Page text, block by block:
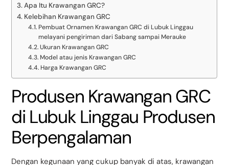
Apa Itu Krawangan GRC?
Kelebihan Krawangan GRC
Pembuat Ornamen Krawangan GRC di Lubuk Linggau
melayani pengiriman dari Sabang sampai Merauke
Ukuran Krawangan GRC
Model atau jenis Krawangan GRC
Harga Krawangan GRC
Produsen Krawangan GRC
di Lubuk Linggau Produsen
Berpengalaman
Dengan kegunaan yang cukup banyak di atas, krawangan